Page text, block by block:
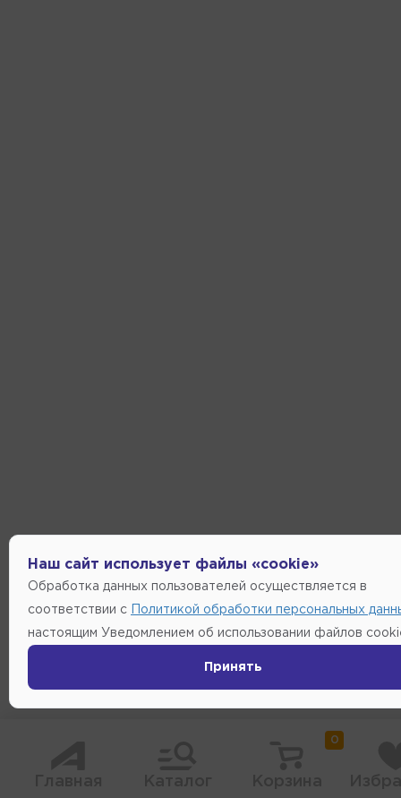
0
Наш сайт использует файлы «cookie»
Обработка данных пользователей осуществляется в
соответствии с Политикой обработки персональных
настоящим Уведомлением об использовании файлов
Принять